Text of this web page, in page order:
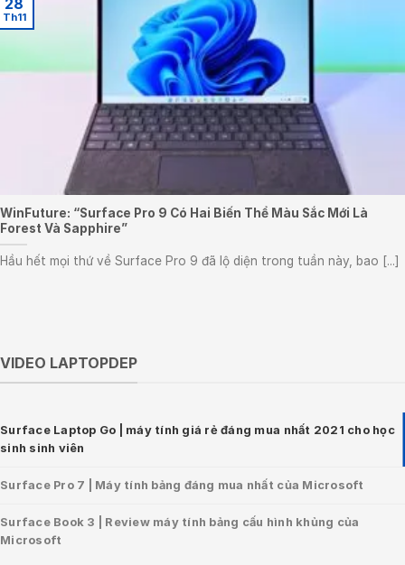
WinFuture: “Surface Pro 9 Có Hai Biến Thể Màu Sắc Mới Là
Forest Và Sapphire”
Hầu hết mọi thứ về Surface Pro 9 đã lộ diện trong tuần này, bao [...]
Th11
VIDEO LAPTOPDEP
Surface Laptop Go | máy tính giá rẻ đáng mua nhất 2021 cho học
sinh sinh viên
Surface Pro 7 | Máy tính bảng đáng mua nhất của Microsoft
Surface Book 3 | Review máy tính bảng cấu hình khủng của
Microsoft